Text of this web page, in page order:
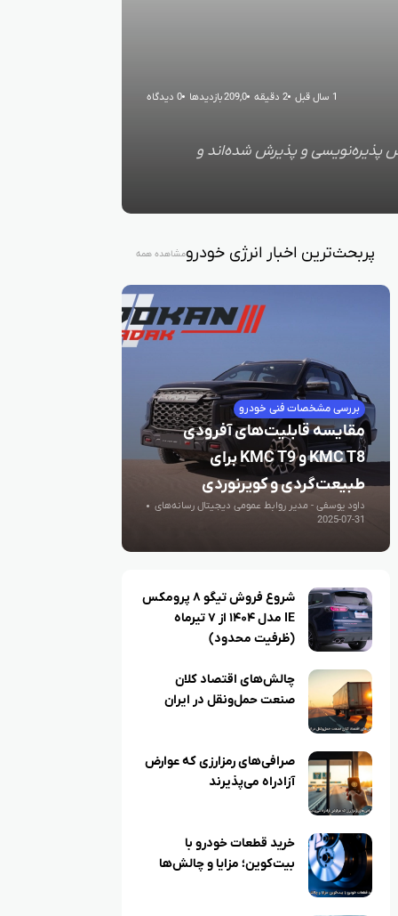
1 سال قبل 2 دقیقه 209,0 بازدیدها 0 دیدگاه
پذیره‌نویسی و پذیرش شده‌اند و
پربحث‌ترین اخبار انرژی خودرومشاهده همه
بررسی مشخصات فنی خودرو
مقایسه قابلیت‌های آفرودی
KMC T8 و KMC T9 برای
طبیعت‌گردی و کویرنوردی
داود یوسفی - مدیر روابط عمومی دیجیتال رسانه‌های
اقتصادی
2025-07-31
شروع فروش تیگو ۸ پرومکس
IE مدل ۱۴۰۴ از ۷ تیرماه
(ظرفیت محدود)
چالش‌های اقتصاد کلان
صنعت حمل‌ونقل در ایران
صرافی‌های رمزارزی که عوارض
آزادراه می‌پذیرند
خرید قطعات خودرو با
بیت‌کوین؛ مزایا و چالش‌ها